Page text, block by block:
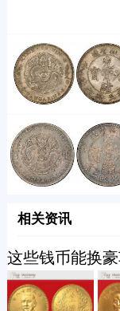
相关资讯
这些钱币能换